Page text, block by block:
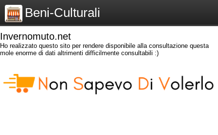
Beni-Culturali
Invernomuto.net
Ho realizzato questo sito per rendere disponibile alla consultazione questa
mole enorme di dati altrimenti difficilmente consultabili :)